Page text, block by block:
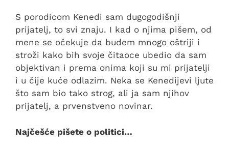
S porodicom Kenedi sam dugogodišnji
prijatelj, to svi znaju. I kad o njima pišem, od
mene se očekuje da budem mnogo oštriji i
stroži kako bih svoje čitaoce ubedio da sam
objektivan i prema onima koji su mi prijatelji
i u čije kuće odlazim. Neka se Kenedijevi ljute
što sam bio tako strog, ali ja sam njihov
prijatelj, a prvenstveno novinar.
Najčešće pišete o politici…